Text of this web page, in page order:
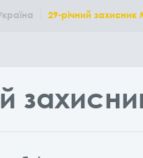
29-річний